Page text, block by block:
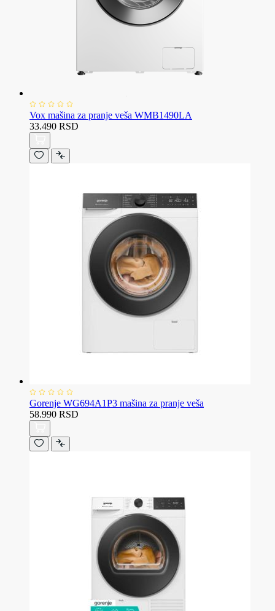
Vox mašina za pranje veša WMB1490LA
33.490 RSD
Gorenje WG694A1P3 mašina za pranje veša
58.990 RSD